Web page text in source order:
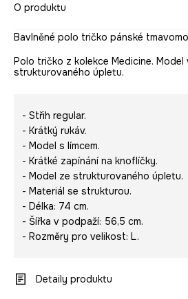
O produktu
Bavlněné polo tričko pánské
Polo tričko z kolekce Medicine. Model
strukturovaného úpletu.
- Střih regular.
- Krátký rukáv.
- Model s límcem.
- Krátké zapínání na knoflíčky.
- Model ze strukturovaného úpletu.
- Materiál se strukturou.
- Délka: 74 cm.
- Šířka v podpaží: 56,5 cm.
- Rozměry pro velikost: L.
Detaily produktu